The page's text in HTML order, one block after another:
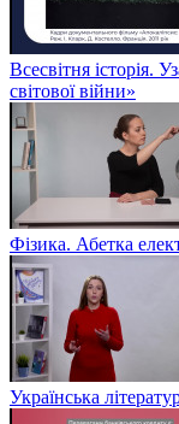
Всесвітня історія.
світової війни»
Фізика. Абетка
Українська